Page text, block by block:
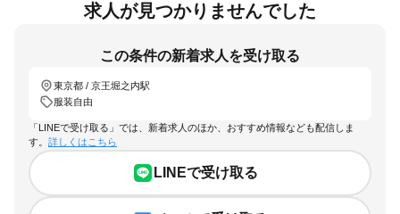
求人が見つかりませんでした
この条件の新着求人を受け取る
東京都 / 京王堀之内駅
服装自由
「LINEで受け取る」では、新着求人のほか、おすすめ情報なども配信しま
す。 詳しくはこちら
LINEで受け取る